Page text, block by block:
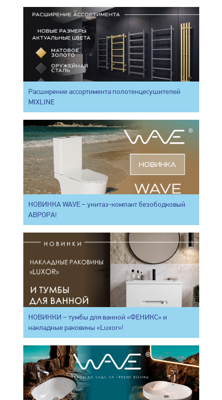
Расширение ассортимента полотенцесушителей
MIXLINE
НОВИНКА WAVE – унитаз-компакт безободковый
АВРОРА!
НОВИНКИ – тумбы для ванной «ФЕНИКС» и
накладные раковины «Luxor»!